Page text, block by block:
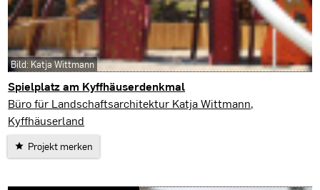
Spielplatz am Kyffhäuserdenkmal
Kyffhäuserland
Büro für Landschaftsarchitektur Katja Wittmann,
Kyffhäuserland
Projekt merken
Bild: Katja Wittmann